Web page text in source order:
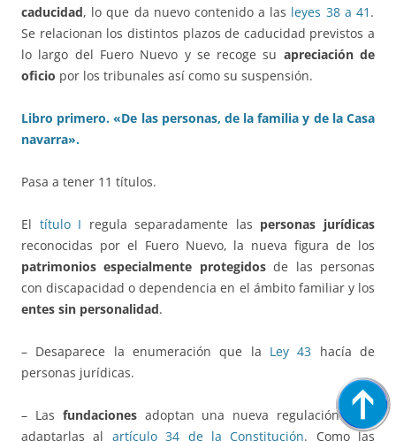
caducidad, lo que da nuevo contenido a las leyes 38 a 41 .
Se relacionan los distintos plazos de caducidad previstos a
lo largo del Fuero Nuevo y se recoge su apreciación de
oficio por los tribunales así como su suspensión.
Libro primero. «De las personas, de la familia y de la Casa
navarra».
Pasa a tener 11 títulos.
El título I regula separadamente las personas jurídicas
reconocidas por el Fuero Nuevo, la nueva figura de los
patrimonios especialmente protegidosde las personas
con discapacidad o dependencia en el ámbito familiar y los
entes sin personalidad.
– Desaparece la enumeración que la Ley 43 hacía de
personas jurídicas.
– Las fundacionesadoptan una nueva regulación para
adaptarlas al artículo 34 de la Constitución. Como las